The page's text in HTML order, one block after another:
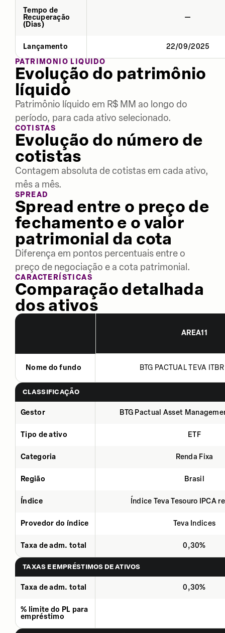
Tempo de
Recuperação
(Dias)
—
Lançamento
22/09/2025
PATRIMÔNIO LÍQUIDO
Evolução do patrimônio
líquido
Patrimônio líquido em R$ MM ao longo do
período, para cada ativo selecionado.
COTISTAS
Evolução do número de
cotistas
Contagem absoluta de cotistas em cada ativo,
mês a mês.
SPREAD
Spread entre o preço de
fechamento e o valor
patrimonial da cota
Diferença em pontos percentuais entre o
preço de negociação e a cota patrimonial.
CARACTERÍSTICAS
Comparação detalhada
dos ativos
AREA11
Nome do fundo BTG PACTUAL TEVA
CLASSIFICAÇÃO
Gestor BTG Pactual Asset
Tipo de ativo ETF
Categoria Renda Fixa
Região Brasil
Índice Índice Teva Tesouro IPCA
Provedor do índice Teva Indices
Taxa de adm. total 0,30%
TAXAS E EMPRÉSTIMOS DE ATIVOS
Taxa de adm. total 0,30%
% limite do PL para
empréstimo